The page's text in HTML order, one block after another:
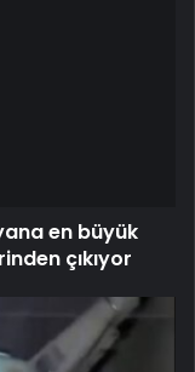
en büyük
çıkıyor